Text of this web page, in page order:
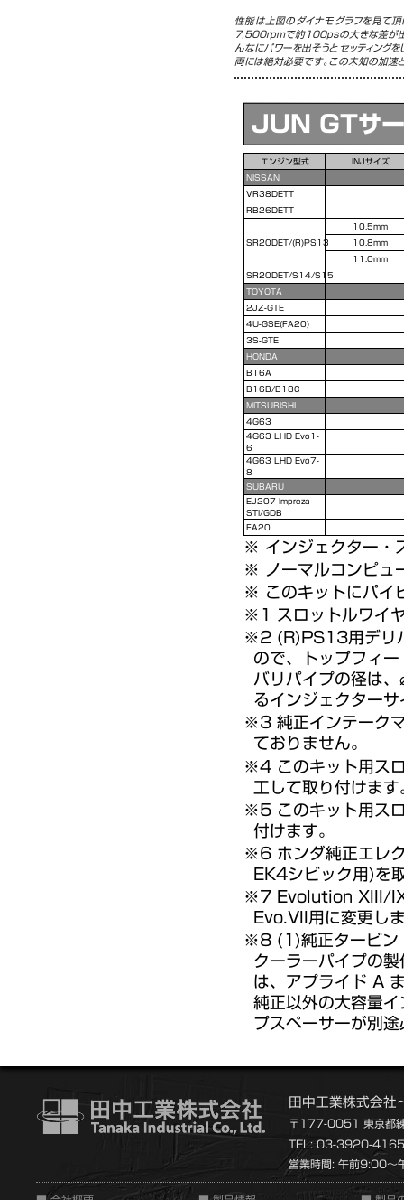
性能は上図のダイナモグラフを見て
7,500rpmで約100psの大きな差が出
んなにパワーを出そうとセッティング
両には絶対必要です。この未知の加速
JUN GTサー
エンジン型式
INJサイズ
NISSAN
VR38DETT
RB26DETT
SR20DET/(R)PS13
10.5mm
10.8mm
11.0mm
SR20DET/S14/S15
TOYOTA
2JZ-GTE
4U-GSE(FA20)
3S-GTE
HONDA
B16A
B16B/B18C
MITSUBISHI
4G63
4G63 LHD Evo1-
6
4G63 LHD Evo7-
8
SUBARU
EJ207 Impreza
STi/GDB
FA20
※ インジェクター・
※ ノーマルコンピュ
※ このキットにパイ
※1 スロットルワイ
※2 (R)PS13用デリ
ので、トップフィ
バリパイプの径は、
るインジェクター
※3 純正インテーク
ておりません。
※4 このキット用ス
工して取り付けます
※5 このキット用ス
付けます。
※6 ホンダ純正エレ
EK4シビック用)を
※7 Evolution XIII/IX
Evo.VII用に変更し
※8 (1)純正タービン
クーラーパイプの
は、アプライド A
純正以外の大容量
プスペーサーが別
田中工業株式会社
〒177-0051 東京都
TEL: 03-3920-4165
営業時間: 午前9:00～